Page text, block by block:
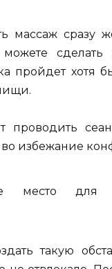
массаж сразу
сделать
пройдет хотя
проводить
во избежание
место для
такую